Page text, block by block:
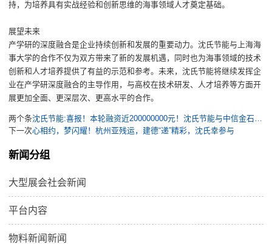
持，为培养具有实战经验和创新思维的海事领域人才奠定基础。
展望未来
产学研的深度融合是企业持续创新和发展的重要动力。沈氏节能与上海海
事大学的合作不仅为双方带来了新的发展机遇，同时也为海事领域的技术
创新和人才培养提供了有益的示范和参考。未来，沈氏节能将继续发挥企
业在产学研深度融合的主导作用 ，与高校在技术研发、人才培养等方面开
展更加全面、更深层次、更高水平的合作。
两个条
下一次心相约，梦闪耀！杭州亚残运，建德“递”精彩，沈氏幸参与
新闻分组
大型展会社会新闻
平台内容
物料新闻新闻